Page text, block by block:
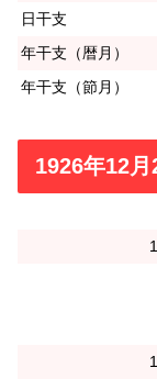
日干支
年干支（暦月）
年干支（節月）
1926年12